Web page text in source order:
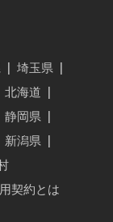
埼玉県
北海道
静岡県
新潟県
契約とは